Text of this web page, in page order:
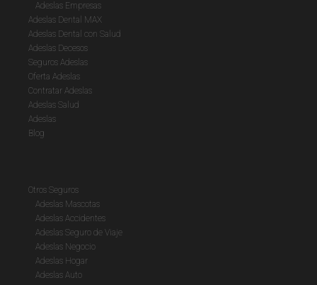
Adeslas Empresas
Adeslas Dental MAX
Adeslas Dental con Salud
Adeslas Decesos
Seguros Adeslas
Oferta Adeslas
Contratar Adeslas
Adeslas Salud
Adeslas
Blog
Otros Seguros
Adeslas Mascotas
Adeslas Accidentes
Adeslas Seguro de Viaje
Adeslas Negocio
Adeslas Hogar
Adeslas Auto